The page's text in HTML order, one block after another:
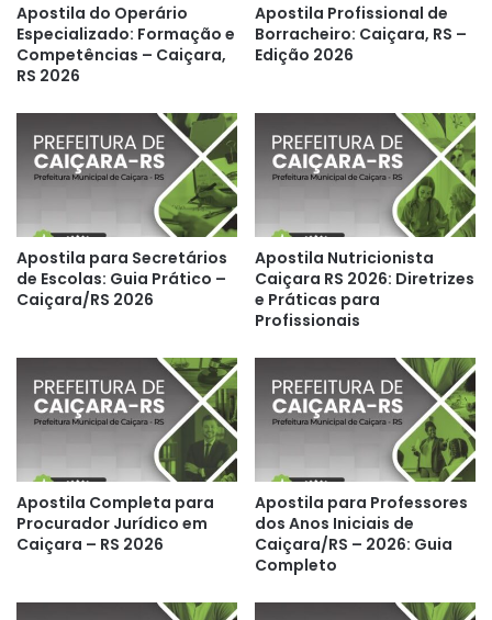
Apostila do Operário
Especializado: Formação e
Competências – Caiçara,
RS 2026
Apostila Profissional de
Borracheiro: Caiçara, RS –
Edição 2026
Apostila para Secretários
de Escolas: Guia Prático –
Caiçara/RS 2026
Apostila Nutricionista
Caiçara RS 2026: Diretrizes
e Práticas para
Profissionais
Apostila Completa para
Procurador Jurídico em
Caiçara – RS 2026
Apostila para Professores
dos Anos Iniciais de
Caiçara/RS – 2026: Guia
Completo